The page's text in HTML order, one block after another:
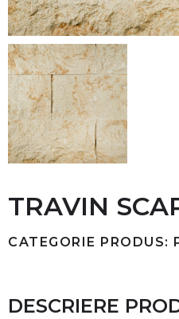
TRAVIN
CATEGORIE PRODUS:
DESCRIERE